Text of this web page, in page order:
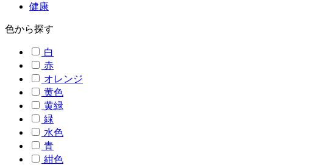
健康
色から探す
白
赤
オレンジ
黄色
黄緑
緑
水色
青
紺色